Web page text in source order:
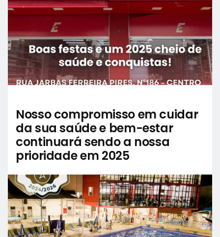
Nosso compromisso em cuidar
da sua saúde e bem-estar
continuará sendo a nossa
prioridade em 2025